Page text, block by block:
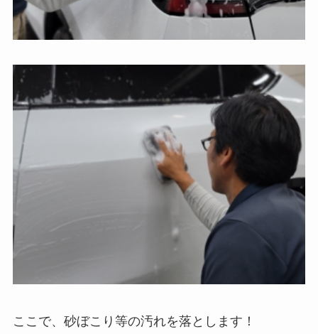
ここで、砂ぼこり等の汚れを落とします！